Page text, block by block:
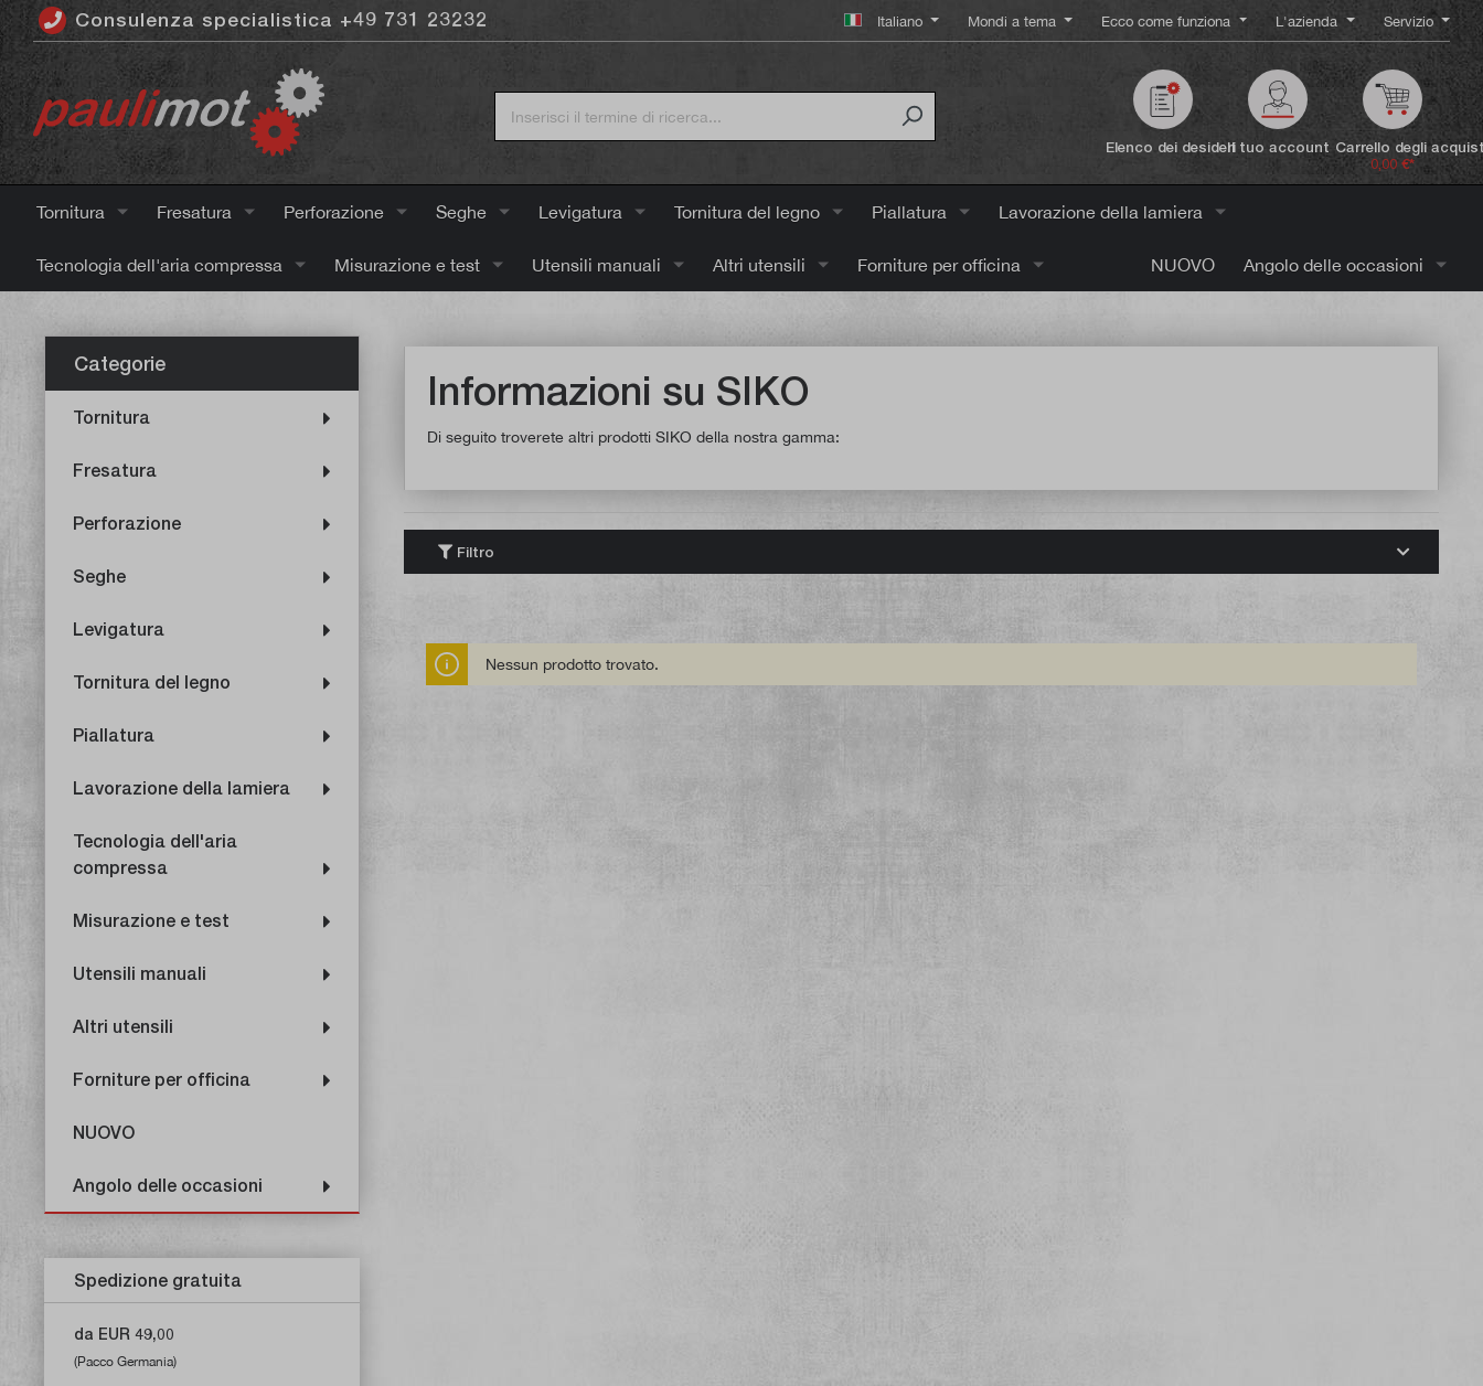
principale
Consulenza specialistica +49 731 23232 Italiano Mondi a tema Ecco come funziona L'azienda Servizio
Elenco dei desideriIl tuo account Carrello degli
0,00 €*
Tornitura Fresatura Perforazione Seghe Levigatura Tornitura del legno Piallatura Lavorazione della lamiera
Tecnologia dell'aria compressa Misurazione e test Utensili manuali Altri utensili Forniture per officina NUOVO Angolo delle occasioni
Categorie
Tornitura
Fresatura
Perforazione
Seghe
Levigatura
Tornitura del legno
Piallatura
Lavorazione della lamiera
Tecnologia dell'aria
compressa
Misurazione e test
Utensili manuali
Altri utensili
Forniture per officina
NUOVO
Angolo delle occasioni
Spedizione gratuita
da EUR 49,00
(Pacco Germania)
Informazioni su SIKO
Di seguito troverete altri prodotti SIKO della nostra gamma:
Filtro
Nessun prodotto trovato.